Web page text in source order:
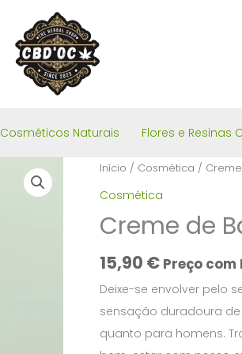
Cosméticos Naturais Flores e Resinas
Início / Cosmética /
Cosmética
Creme de
15,90 € Preço com
Deixe-se envolver pelo
sensação duradoura
quanto para homens.